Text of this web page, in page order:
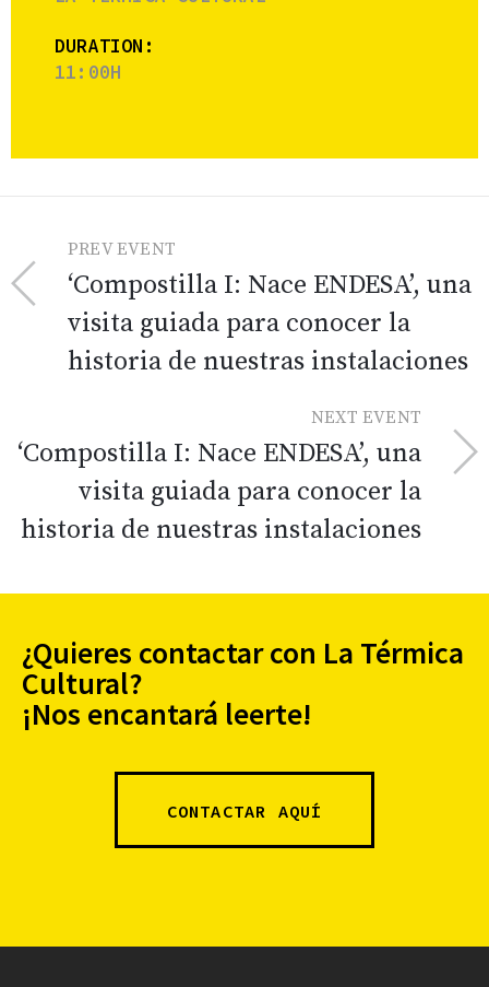
DURATION:
11:00H
PREV EVENT
‘Compostilla I: Nace ENDESA’, una
visita guiada para conocer la
historia de nuestras instalaciones
NEXT EVENT
‘Compostilla I: Nace ENDESA’, una
visita guiada para conocer la
historia de nuestras instalaciones
¿Quieres contactar con La Térmica
Cultural?
¡Nos encantará leerte!
CONTACTAR AQUÍ